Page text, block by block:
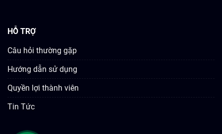
HỖ TRỢ
Câu hỏi thường gặp
Hướng dẫn sử dụng
Quyền lợi thành viên
Tin Tức